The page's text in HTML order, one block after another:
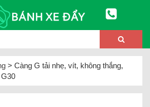
> Càng G tải nhẹ, vít, không thắng,